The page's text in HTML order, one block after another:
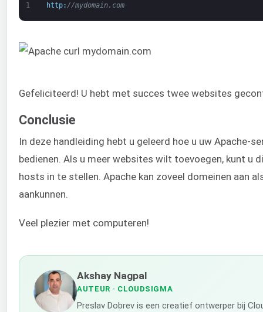
1 http: //mydomain.com
Gefeliciteerd! U hebt met succes twee websites
Conclusie
In deze handleiding hebt u geleerd hoe u uw Apache-
bedienen. Als u meer websites wilt toevoegen, kunt u
hosts in te stellen. Apache kan zoveel domeinen aan
aankunnen.
Veel plezier met computeren!
Akshay Nagpal
AUTEUR · CLOUDSIGMA
Preslav Dobrev is een creatief ontwerper bij